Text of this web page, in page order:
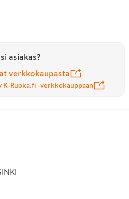
asiakas?
verkkokaupasta
Ruoka.fi -verkkokauppaan